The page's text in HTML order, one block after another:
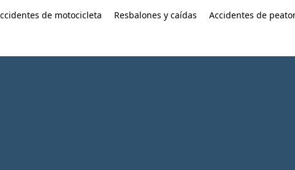
de motocicleta Resbalones y caídas Accidentes de